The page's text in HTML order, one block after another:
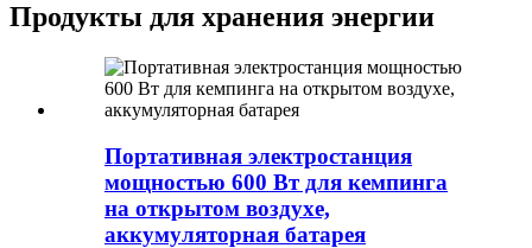
Продукты для хранения энергии
Портативная электростанция
мощностью 600 Вт для кемпинга
на открытом воздухе,
аккумуляторная батарея